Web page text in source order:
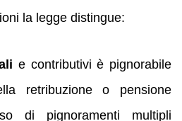
la legge distingue:
e contributivi è pignorabile
retribuzione o pensione
di pignoramenti multipli